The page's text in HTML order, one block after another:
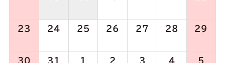
23 24 25 26 27 28 29
30 31 1 2 3 4 5